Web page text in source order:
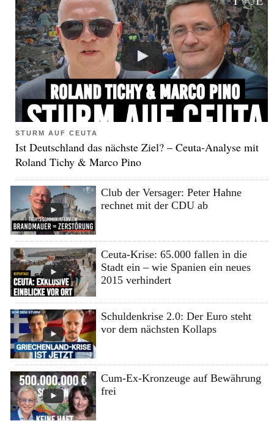
STURM AUF CEUTA
Ist Deutschland das nächste Ziel? – Ceuta-Analyse mit
Roland Tichy & Marco Pino
Club der Versager: Peter Hahne
rechnet mit der CDU ab
Ceuta-Krise: 65.000 fallen in die
Stadt ein – wie Spanien ein neues
2015 verhindert
Schuldenkrise 2.0: Der Euro steht
vor dem nächsten Kollaps
Cum-Ex-Kronzeuge auf Bewährung
frei